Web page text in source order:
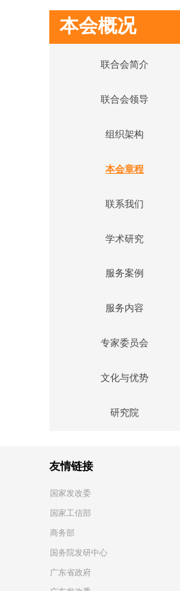
联合会简介
联合会领导
组织架构
本会章程
联系我们
学术研究
服务案例
服务内容
专家委员会
文化与优势
研究院
本会概况
友情链接
国家发改委
国家工信部
商务部
国务院发研中心
广东省政府